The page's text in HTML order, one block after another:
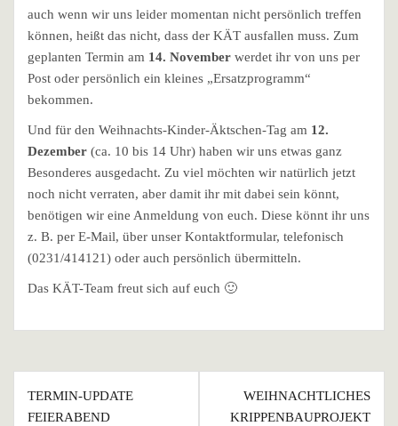
auch wenn wir uns leider momentan nicht persönlich treffen
können, heißt das nicht, dass der KÄT ausfallen muss. Zum
geplanten Termin am 14. November werdet ihr von uns per
Post oder persönlich ein kleines „Ersatzprogramm“
bekommen.
Und für den Weihnachts-Kinder-Äktschen-Tag am 12.
Dezember (ca. 10 bis 14 Uhr) haben wir uns etwas ganz
Besonderes ausgedacht. Zu viel möchten wir natürlich jetzt
noch nicht verraten, aber damit ihr mit dabei sein könnt,
benötigen wir eine Anmeldung von euch. Diese könnt ihr uns
z. B. per E-Mail, über unser Kontaktformular, telefonisch
(0231/414121) oder auch persönlich übermitteln.
Das KÄT-Team freut sich auf euch 🙂
Beitragsnavigation
TERMIN-UPDATE
FEIERABEND
WEIHNACHTLICHES
KRIPPENBAUPROJEKT